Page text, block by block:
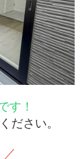
す！
ださい。
／